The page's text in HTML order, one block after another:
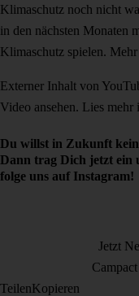
Klimaschutz noch nicht
in den nächsten Monaten
Klimaschutz spielen.
Externer Inhalt von
Video ansehen. Lies mehr
Du willst in Zukunft
Dann trag Dich jetzt ein
folge uns auf Instagram!
Jetzt
TeilenKopieren